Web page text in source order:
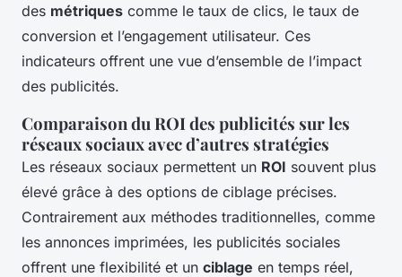
des métriques comme le taux de clics, le taux de
conversion et l’engagement utilisateur. Ces
indicateurs offrent une vue d’ensemble de l’impact
des publicités.
Comparaison du ROI des publicités sur les
réseaux sociaux avec d’autres stratégies
Les réseaux sociaux permettent un ROI souvent plus
élevé grâce à des options de ciblage précises.
Contrairement aux méthodes traditionnelles, comme
les annonces imprimées, les publicités sociales
offrent une flexibilité et un ciblage en temps réel,